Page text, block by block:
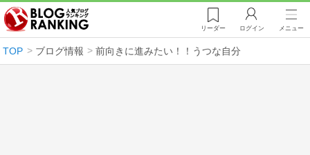
リーダー ログイン メニュー
TOP ブログ情報 前向きに進みたい！！うつな自分